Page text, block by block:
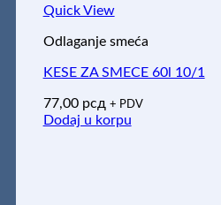
Quick View
Odlaganje smeća
KESE ZA SMECE 60l 10/1
77,00 рсд + PDV
Dodaj u korpu